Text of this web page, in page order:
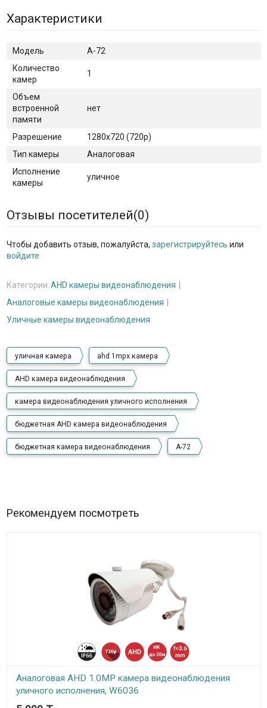
Характеристики
Модель
А-72
Количество
камер
1
Объем
встроенной
памяти
нет
Разрешение
1280x720 (720р)
Тип камеры
Аналоговая
Исполнение
камеры
уличное
Отзывы посетителей(0)
Чтобы добавить отзыв, пожалуйста, зарегистрируйтесь или
войдите
Категории:AHD камеры видеонаблюдения
Аналоговые камеры видеонаблюдения
Уличные камеры видеонаблюдения
уличная камера ahd 1mpx камера
AHD камера видеонаблюдения
камера видеонаблюдения уличного исполнения
бюджетная AHD камера видеонаблюдения
бюджетная камера видеонаблюдения А-72
Рекомендуем посмотреть
Аналоговая AHD 1.0MP камера видеонаблюдения
уличного исполнения, W6036